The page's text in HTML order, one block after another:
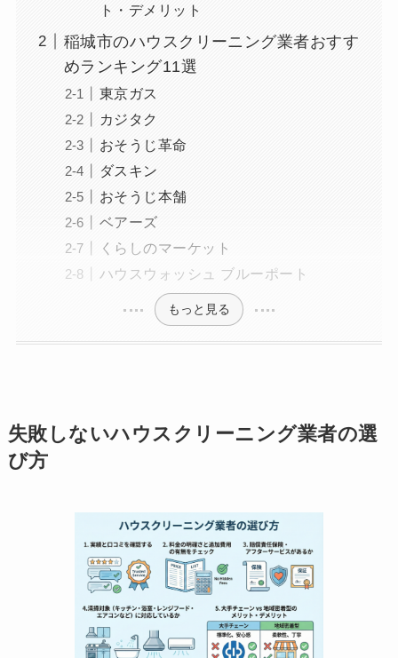
ト・デメリット
稲城市のハウスクリーニング業者おすす
めランキング11選
東京ガス
カジタク
おそうじ革命
ダスキン
おそうじ本舗
ベアーズ
くらしのマーケット
ハウスウォッシュ ブルーポート
もっと見る
失敗しないハウスクリーニング業者の選
び方